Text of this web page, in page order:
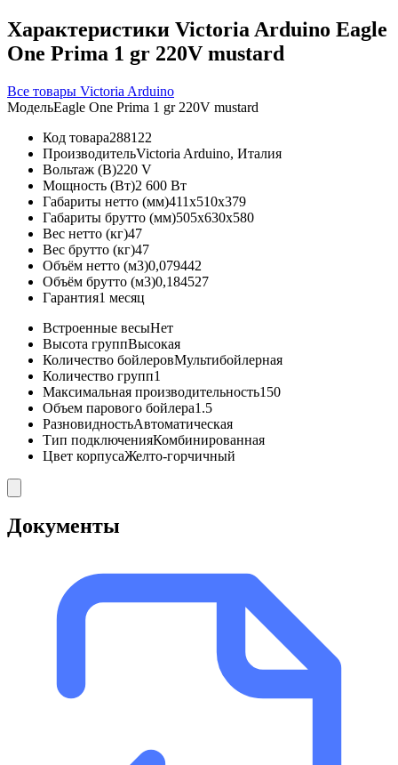
Характеристики Victoria Arduino Eagle
One Prima 1 gr 220V mustard
Все товары Victoria Arduino
МодельEagle One Prima 1 gr 220V mustard
Код товара288122
ПроизводительVictoria Arduino, Италия
Вольтаж (В)220 V
Мощность (Вт)2 600 Вт
Габариты нетто (мм)411x510x379
Габариты брутто (мм)505x630x580
Вес нетто (кг)47
Вес брутто (кг)47
Объём нетто (м3)0,079442
Объём брутто (м3)0,184527
Гарантия1 месяц
Встроенные весыНет
Высота группВысокая
Количество бойлеровМультибойлерная
Количество групп1
Максимальная производительность150
Объем парового бойлера1.5
РазновидностьАвтоматическая
Тип подключенияКомбинированная
Цвет корпусаЖелто-горчичный
Документы